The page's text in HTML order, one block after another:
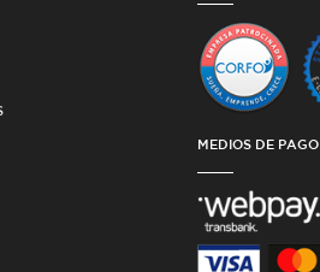
MEDIOS DE PAGO